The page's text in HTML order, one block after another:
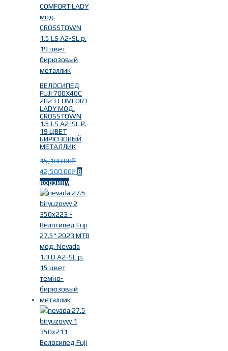
ВЕЛОСИПЕД
FUJI 700X40C
2023 COMFORT
LADY МОД.
CROSSTOWN
1.5 LS A2-SL Р.
19 ЦВЕТ
БИРЮЗОВЫЙ
МЕТАЛЛИК
45,100.00Р
42,500.00Р В
корзину